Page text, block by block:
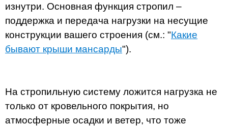
изнутри. Основная функция стропил –
поддержка и передача нагрузки на несущие
конструкции вашего строения (см.: "Какие
бывают крыши мансарды").
На стропильную систему ложится нагрузка не
только от кровельного покрытия, но
атмосферные осадки и ветер, что тоже